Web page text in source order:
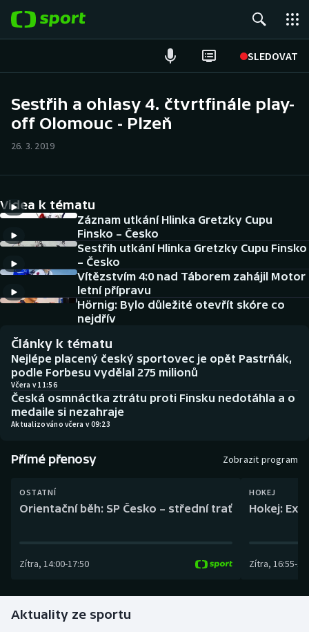
SLEDOVAT
Hokej
Cyklistika
DALŠÍ SPORTY
Americký fotbal
Baseball a softbal
Basketbal
Biatlon
Boby a skeleton
Box
Curling
Golf
NEPŘEHLÉDNĚTE
Historické návraty
Aplikace ČT sport
AZ kvíz
Sestřih a ohlasy 4. čtvrtfinále play-
off Olomouc - Plzeň
26. 3. 2019
Videa k tématu
Záznam utkání Hlinka Gretzky Cupu
Finsko – Česko
Sestřih utkání Hlinka Gretzky Cupu Finsko
– Česko
Vítězstvím 4:0 nad Táborem zahájil Motor
letní přípravu
Hörnig: Bylo důležité otevřít skóre co
nejdřív
Články k tématu
Nejlépe placený český sportovec je opět Pastrňák,
podle Forbesu vydělal 275 milionů
Včera v 11:56
Česká osmnáctka ztrátu proti Finsku nedotáhla a o
medaile si nezahraje
Aktualizováno včera v 09:23
Přímé přenosy Zobrazit program
OSTATNÍ
Orientační běh: SP Česko – střední trať
Zítra, 14:00-17:50
HOKEJ
Hokej:
Zítra, 16:55-
Aktuality ze sportu